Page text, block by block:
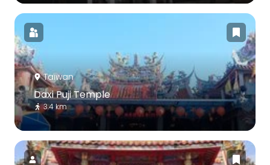
Taïwan
Daxi Puji Temple
3.4 km